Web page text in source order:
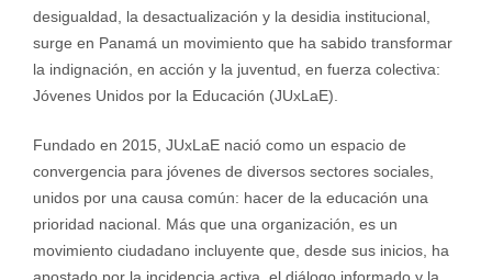
desigualdad, la desactualización y la desidia institucional,
surge en Panamá un movimiento que ha sabido transformar
la indignación, en acción y la juventud, en fuerza colectiva:
Jóvenes Unidos por la Educación (JUxLaE).
Fundado en 2015, JUxLaE nació como un espacio de
convergencia para jóvenes de diversos sectores sociales,
unidos por una causa común: hacer de la educación una
prioridad nacional. Más que una organización, es un
movimiento ciudadano incluyente que, desde sus inicios, ha
apostado por la incidencia activa, el diálogo informado y la